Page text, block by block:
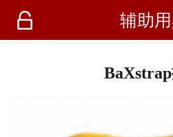
 辅助